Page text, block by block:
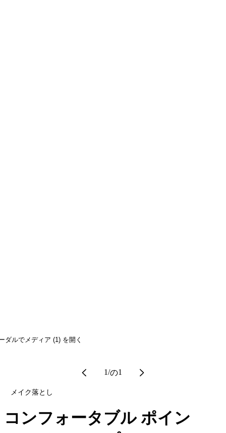
ダルでメディア (1) を開く
1/の1
メイク落とし
コンフォータブル ポイン